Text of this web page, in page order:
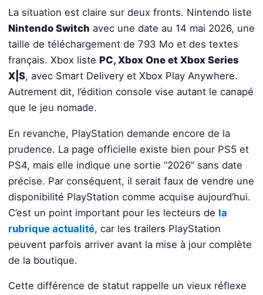
La situation est claire sur deux fronts. Nintendo liste
Nintendo Switch avec une date au 14 mai 2026, une
taille de téléchargement de 793 Mo et des textes
français. Xbox liste PC, Xbox One et Xbox Series
X|S, avec Smart Delivery et Xbox Play Anywhere.
Autrement dit, l’édition console vise autant le canapé
que le jeu nomade.
En revanche, PlayStation demande encore de la
prudence. La page officielle existe bien pour PS5 et
PS4, mais elle indique une sortie “2026” sans date
précise. Par conséquent, il serait faux de vendre une
disponibilité PlayStation comme acquise aujourd’hui.
C’est un point important pour les lecteurs de la
rubrique actualité, car les trailers PlayStation
peuvent parfois arriver avant la mise à jour complète
de la boutique.
Cette différence de statut rappelle un vieux réflexe